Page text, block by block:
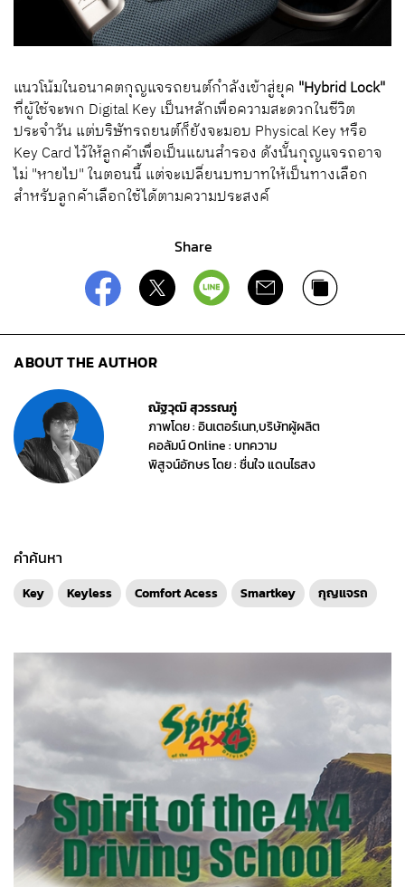
แนวโน้มในอนาคตกุญแจรถยนต์กำลังเข้าสู่ยุค "Hybrid Lock"
ที่ผู้ใช้จะพก Digital Key เป็นหลักเพื่อความสะดวกในชีวิต
ประจำวัน แต่บริษัทรถยนต์ก็ยังจะมอบ Physical Key หรือ
Key Card ไว้ให้ลูกค้าเพื่อเป็นแผนสำรอง ดังนั้นกุญแจรถอาจ
ไม่ "หายไป" ในตอนนี้ แต่จะเปลี่ยนบทบาทให้เป็นทางเลือก
สำหรับลูกค้าเลือกใช้ได้ตามความประสงค์
Share
ABOUT THE AUTHOR
ณัฐวุฒิ สุวรรณภู่
ภาพโดย : อินเตอร์เนท,บริษัทผู้ผลิต
คอลัมน์ Online : บทความ
พิสูจน์อักษร โดย : ชื่นใจ แดนไธสง
คำค้นหา
Key Keyless Comfort Acess Smartkey กุญแจรถ